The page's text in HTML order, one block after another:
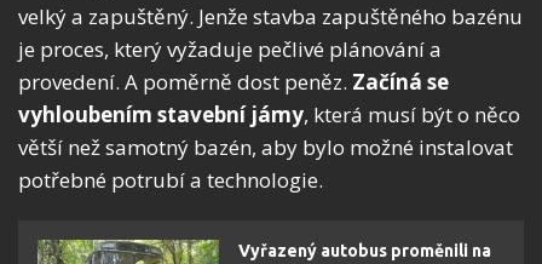
velký a zapuštěný. Jenže stavba zapuštěného bazénu
je proces, který vyžaduje pečlivé plánování a
provedení. A poměrně dost peněz. Začíná se
vyhloubením stavební jámy, která musí být o něco
větší než samotný bazén, aby bylo možné instalovat
potřebné potrubí a technologie.
Vyřazený autobus proměnili na